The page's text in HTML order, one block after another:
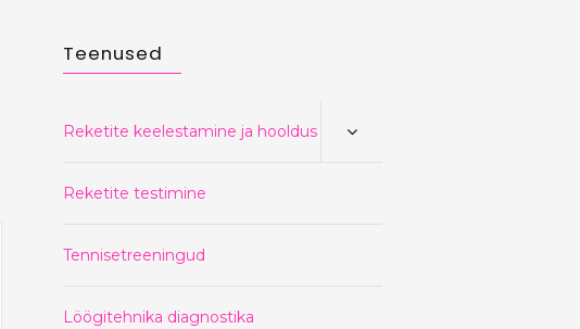
Teenused
Reketite keelestamine ja hooldus
Reketite testimine
Tennisetreeningud
Löögitehnika diagnostika